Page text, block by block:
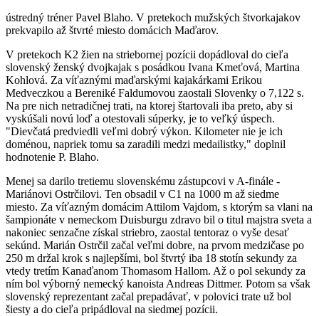
ústredný tréner Pavel Blaho. V pretekoch mužských štvorkajakov
prekvapilo až štvrté miesto domácich Maďarov.
V pretekoch K2 žien na striebornej pozícii dopádloval do cieľa
slovenský ženský dvojkajak s posádkou Ivana Kmeťová, Martina
Kohlová. Za víťaznými maďarskými kajakárkami Erikou
Medveczkou a Bereniké Faldumovou zaostali Slovenky o 7,122 s.
Na pre nich netradičnej trati, na ktorej štartovali iba preto, aby si
vyskúšali novú loď a otestovali súperky, je to veľký úspech.
"Dievčatá predviedli veľmi dobrý výkon. Kilometer nie je ich
doménou, napriek tomu sa zaradili medzi medailistky," doplnil
hodnotenie P. Blaho.
Menej sa darilo tretiemu slovenskému zástupcovi v A-finále -
Mariánovi Ostrčilovi. Ten obsadil v C1 na 1000 m až siedme
miesto. Za víťazným domácim Attilom Vajdom, s ktorým sa vlani na
šampionáte v nemeckom Duisburgu zdravo bil o titul majstra sveta a
nakoniec senzačne získal striebro, zaostal tentoraz o vyše desať
sekúnd. Marián Ostrčil začal veľmi dobre, na prvom medzičase po
250 m držal krok s najlepšími, bol štvrtý iba 18 stotín sekundy za
vtedy tretím Kanaďanom Thomasom Hallom. Až o pol sekundy za
ním bol výborný nemecký kanoista Andreas Dittmer. Potom sa však
slovenský reprezentant začal prepadávať, v polovici trate už bol
šiesty a do cieľa pripádloval na siedmej pozícii.